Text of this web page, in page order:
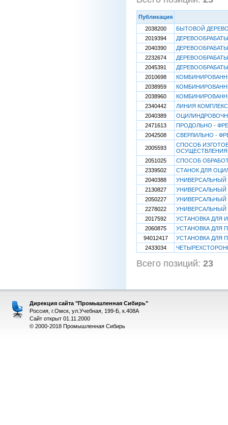
Публикация
2038200
БЫТОВОЙ
2019394
2040390
2232674
2045391
2010698
2038959
2038960
2340442
ЛИНИЯ
2040389
2471613
ПРОДОЛЬНО -
2042508
СВЕРЛИЛЬНО -
2005593
СПОСОБ
ОСУЩЕСТВЛЕНИЯ
2051025
СПОСОБ
2339502
СТАНОК ДЛЯ
2040388
2130827
2050227
УНИВЕРСАЛЬНЫЙ
2278022
2017592
УСТАНОВКА ДЛЯ
2060875
УСТАНОВКА ДЛЯ
94012417
УСТАНОВКА ДЛЯ
2433034
Всего позиций: 23
Дирекция сайта "Промышленная Сибирь"
Россия, г.Омск, ул.Учебная, 199-Б, к.408А
Сайт открыт 01.11.2000
© 2000-2018 Промышленная Сибирь